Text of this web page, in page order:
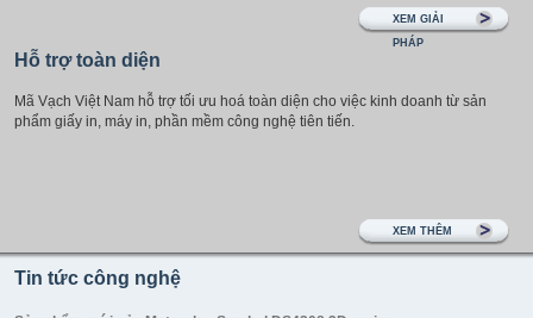
XEM GIẢI
PHÁP
Hỗ trợ toàn diện
Mã Vạch Việt Nam hỗ trợ tối ưu hoá toàn diện cho việc kinh doanh từ sản
phẩm giấy in, máy in, phần mềm công nghệ tiên tiến.
XEM THÊM
Tin tức công nghệ
Tin nhãn thương hiệu, tuân thủ quy định và tối ưu hóa chuỗi cung ứng đang lái xe tăng
cường ...